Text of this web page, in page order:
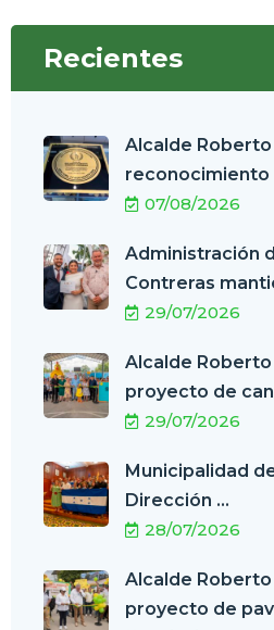
Recientes
Alcalde
reconocimiento
07/08/2026
Administración
Contreras
29/07/2026
Alcalde
proyecto de
29/07/2026
Municipalidad
Dirección ...
28/07/2026
Alcalde
proyecto de